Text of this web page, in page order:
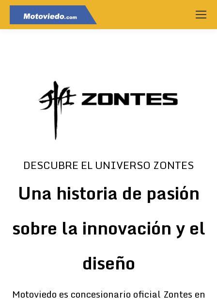
DESCUBRE EL UNIVERSO ZONTES
Una historia de pasión
sobre la innovación y el
diseño
Motoviedo es concesionario oficial Zontes en